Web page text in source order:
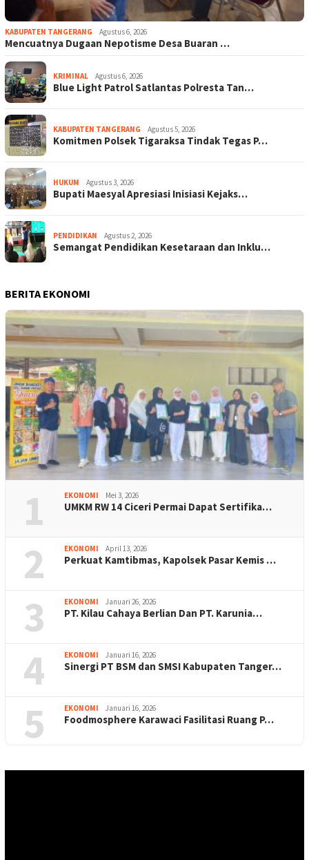
KABUPATEN TANGERANG Agustus 6, 2026
Mencuatnya Dugaan Nepotisme Desa Buaran …
KRIMINAL Agustus 6, 2026
Blue Light Patrol Satlantas Polresta Tan…
KABUPATEN TANGERANG Agustus 5, 2026
Komitmen Polsek Tigaraksa Tindak Tegas P…
HUKUM Agustus 3, 2026
Bupati Maesyal Apresiasi Inisiasi Kejaks…
PENDIDIKAN Agustus 2, 2026
Semangat Pendidikan Kesetaraan dan Inklu…
BERITA EKONOMI
1 EKONOMI Mei 3, 2026
UMKM RW 14 Ciceri Permai Dapat Sertifika…
2 EKONOMI April 13, 2026
Perkuat Kamtibmas, Kapolsek Pasar Kemis …
3 EKONOMI Januari 26, 2026
PT. Kilau Cahaya Berlian Dan PT. Karunia…
4 EKONOMI Januari 16, 2026
Sinergi PT BSM dan SMSI Kabupaten Tanger…
5 EKONOMI Januari 16, 2026
Foodmosphere Karawaci Fasilitasi Ruang P…